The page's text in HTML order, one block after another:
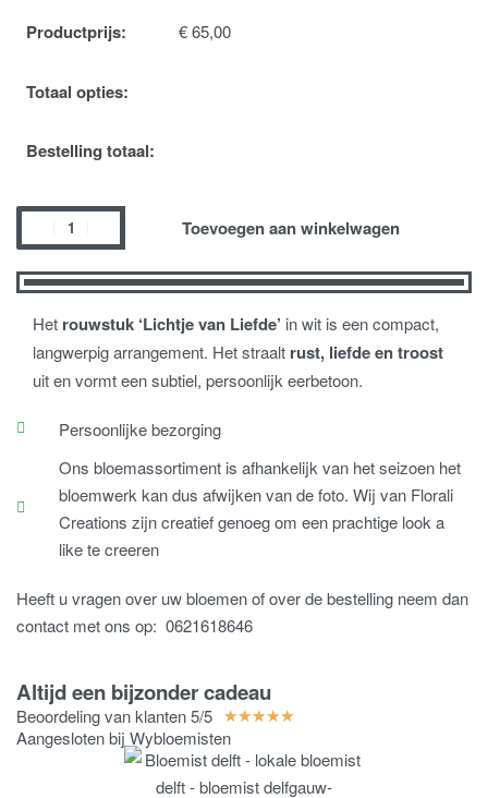
Het rouwstuk ‘Lichtje van Liefde’ in wit is een compact,
langwerpig arrangement. Het straalt rust, liefde en troost
uit en vormt een subtiel, persoonlijk eerbetoon.
Persoonlijke bezorging
Ons bloemassortiment is afhankelijk van het seizoen het
bloemwerk kan dus afwijken van de foto. Wij van Florali
Creations zijn creatief genoeg om een prachtige look a
like te creeren
Heeft u vragen over uw bloemen of over de bestelling neem dan
contact met ons op: 0621618646
Productprijs: €65,00
Totaal opties:
Bestelling totaal:
Toevoegen aan winkelwagen
Altijd een bijzonder cadeau
Beoordeling van klanten 5/5 ★★★★★
Aangesloten bij Wybloemisten